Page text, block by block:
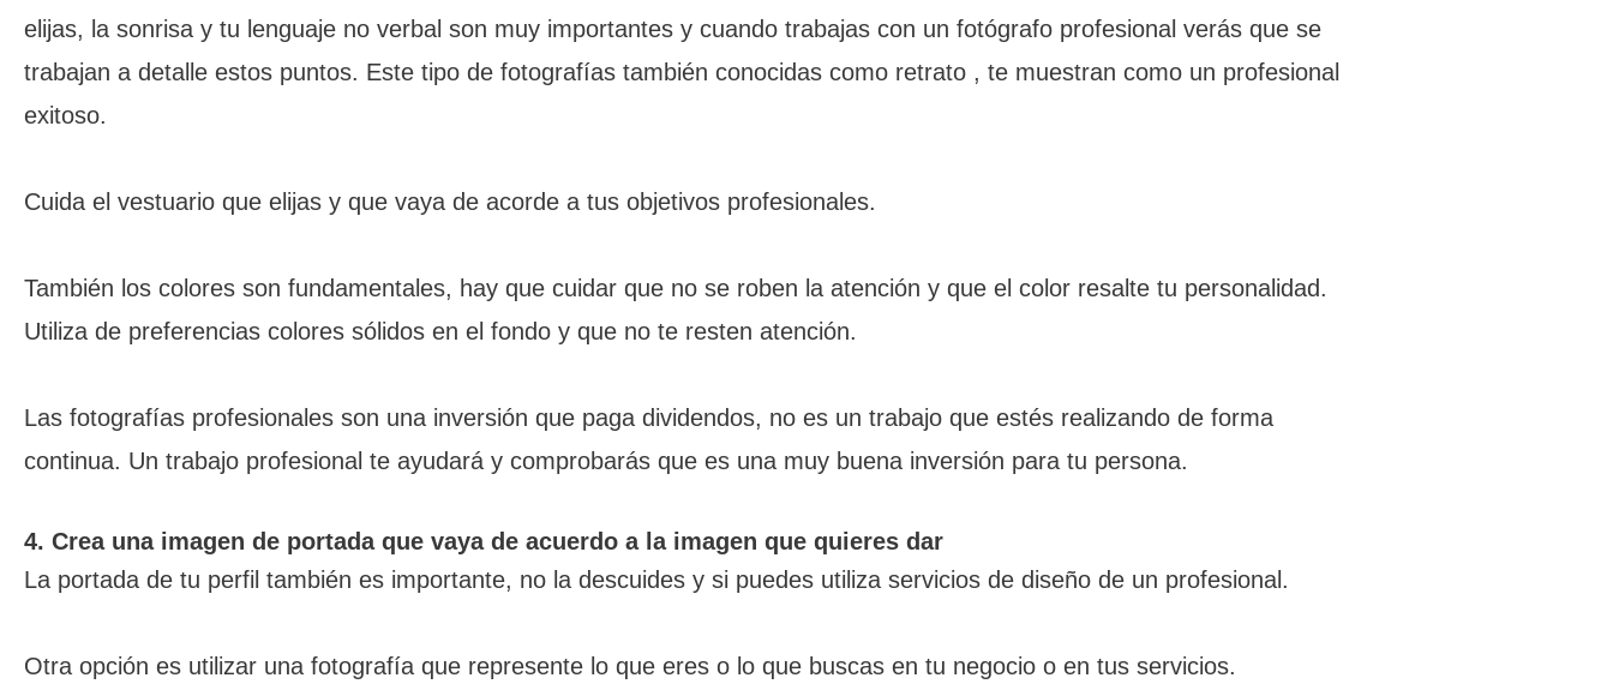
elijas, la sonrisa y tu lenguaje no verbal son muy importantes y cuando trabajas con un fotógrafo profesional verás que se
trabajan a detalle estos puntos. Este tipo de fotografías también conocidas como retrato , te muestran como un profesional
exitoso.
Cuida el vestuario que elijas y que vaya de acorde a tus objetivos profesionales.
También los colores son fundamentales, hay que cuidar que no se roben la atención y que el color resalte tu personalidad.
Utiliza de preferencias colores sólidos en el fondo y que no te resten atención.
Las fotografías profesionales son una inversión que paga dividendos, no es un trabajo que estés realizando de forma
continua. Un trabajo profesional te ayudará y comprobarás que es una muy buena inversión para tu persona.
4. Crea una imagen de portada que vaya de acuerdo a la imagen que quieres dar
La portada de tu perfil también es importante, no la descuides y si puedes utiliza servicios de diseño de un profesional.
Otra opción es utilizar una fotografía que represente lo que eres o lo que buscas en tu negocio o en tus servicios.